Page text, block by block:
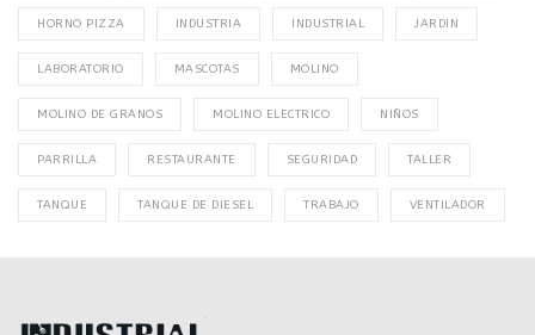
HORNO PIZZA INDUSTRIA INDUSTRIAL JARDIN
LABORATORIO MASCOTAS MOLINO
MOLINO DE GRANOS MOLINO ELECTRICO NIÑOS
PARRILLA RESTAURANTE SEGURIDAD TALLER
TANQUE TANQUE DE DIESEL TRABAJO VENTILADOR